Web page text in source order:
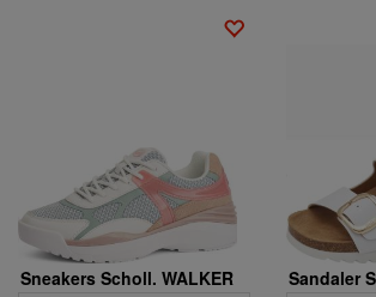
Sneakers Scholl. WALKER